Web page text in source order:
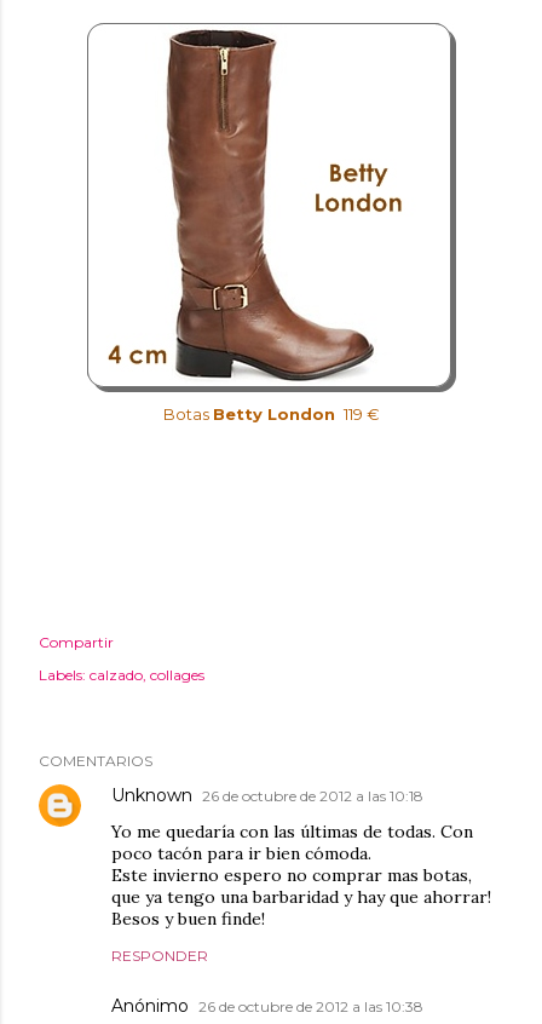
Botas Betty London 119 €
Compartir
Labels: calzado collages
COMENTARIOS
Unknown 26 de octubre de 2012 a las 10:18
Yo me quedaría con las últimas de todas. Con
poco tacón para ir bien cómoda.
Este invierno espero no comprar mas botas,
que ya tengo una barbaridad y hay que ahorrar!
Besos y buen finde!
RESPONDER
Anónimo 26 de octubre de 2012 a las 10:38